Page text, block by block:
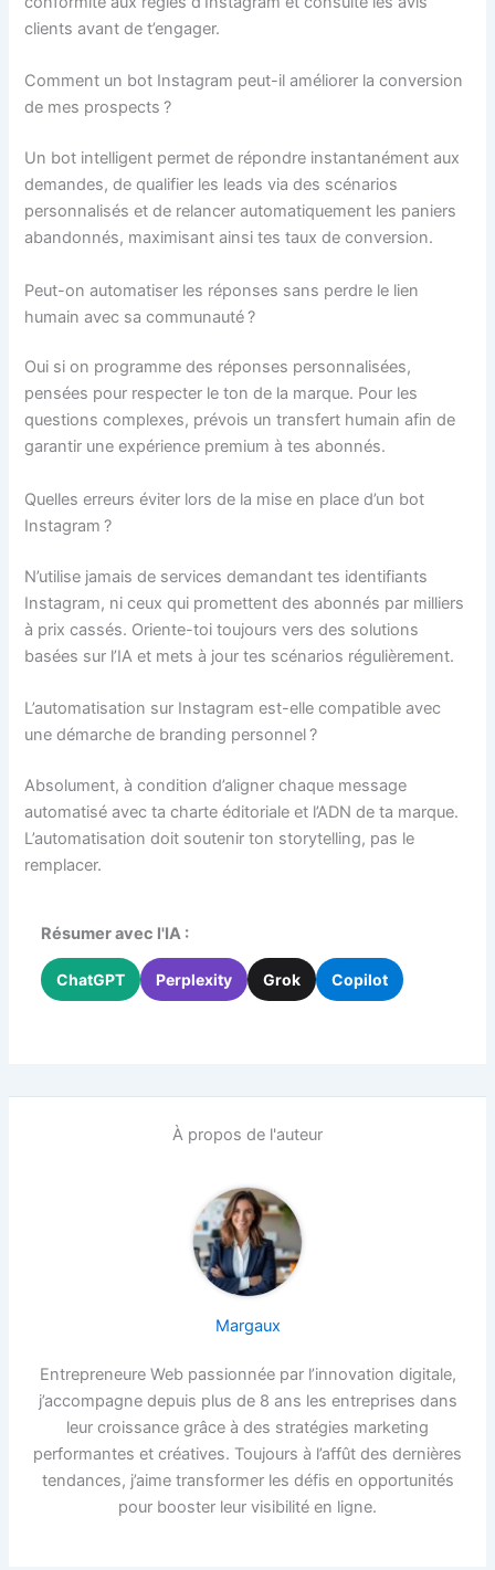
clients avant de t’engager.
Comment un bot Instagram peut-il améliorer la conversion
de mes prospects ?
Un bot intelligent permet de répondre instantanément aux
demandes, de qualifier les leads via des scénarios
personnalisés et de relancer automatiquement les paniers
abandonnés, maximisant ainsi tes taux de conversion.
Peut-on automatiser les réponses sans perdre le lien
humain avec sa communauté ?
Oui si on programme des réponses personnalisées,
pensées pour respecter le ton de la marque. Pour les
questions complexes, prévois un transfert humain afin de
garantir une expérience premium à tes abonnés.
Quelles erreurs éviter lors de la mise en place d’un bot
Instagram ?
N’utilise jamais de services demandant tes identifiants
Instagram, ni ceux qui promettent des abonnés par milliers
à prix cassés. Oriente-toi toujours vers des solutions
basées sur l’IA et mets à jour tes scénarios régulièrement.
L’automatisation sur Instagram est-elle compatible avec
une démarche de branding personnel ?
Absolument, à condition d’aligner chaque message
automatisé avec ta charte éditoriale et l’ADN de ta marque.
L’automatisation doit soutenir ton storytelling, pas le
remplacer.
Résumer avec l'IA :
ChatGPT Perplexity Grok Copilot
À propos de l'auteur
Margaux
Entrepreneure Web passionnée par l’innovation digitale,
j’accompagne depuis plus de 8 ans les entreprises dans
leur croissance grâce à des stratégies marketing
performantes et créatives. Toujours à l’affût des dernières
tendances, j’aime transformer les défis en opportunités
pour booster leur visibilité en ligne.